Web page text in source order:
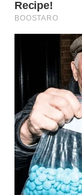
TANGERANG
BINJAI
WN
CIREBON
WN
INDRAMAYU